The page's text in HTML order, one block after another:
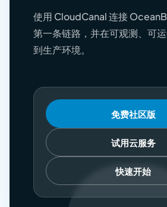
使用 CloudCanal 连接
第一条链路，并在可观测、可
到生产环境。
免费社区版
试用云服务
快速开始